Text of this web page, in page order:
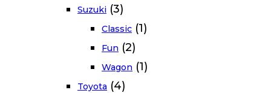
Suzuki (3)
Classic (1)
Fun (2)
Wagon (1)
Toyota (4)